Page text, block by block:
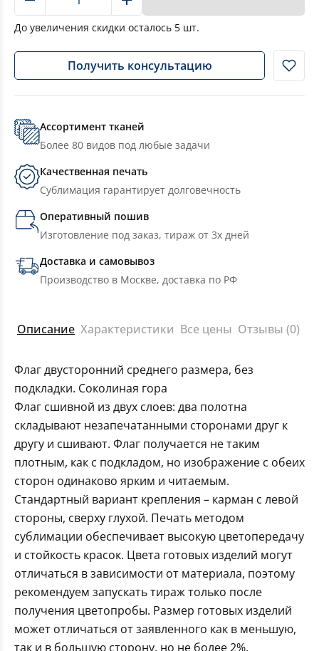
До увеличения скидки осталось 5 шт.
Получить консультацию
Ассортимент тканей
Более 80 видов под любые задачи
Качественная печать
Сублимация гарантирует долговечность
Оперативный пошив
Изготовление под заказ, тираж от 3х дней
Доставка и самовывоз
Производство в Москве, доставка по РФ
Описание Характеристики Все цены Отзывы (0)
Флаг двусторонний среднего размера, без
подкладки. Соколиная гора
Флаг сшивной из двух слоев: два полотна
складывают незапечатанными сторонами друг к
другу и сшивают. Флаг получается не таким
плотным, как с подкладом, но изображение с обеих
сторон одинаково ярким и читаемым.
Стандартный вариант крепления – карман с левой
стороны, сверху глухой. Печать методом
сублимации обеспечивает высокую цветопередачу
и стойкость красок. Цвета готовых изделий могут
отличаться в зависимости от материала, поэтому
рекомендуем запускать тираж только после
получения цветопробы. Размер готовых изделий
может отличаться от заявленного как в меньшую,
так и в большую сторону, но не более 2%.